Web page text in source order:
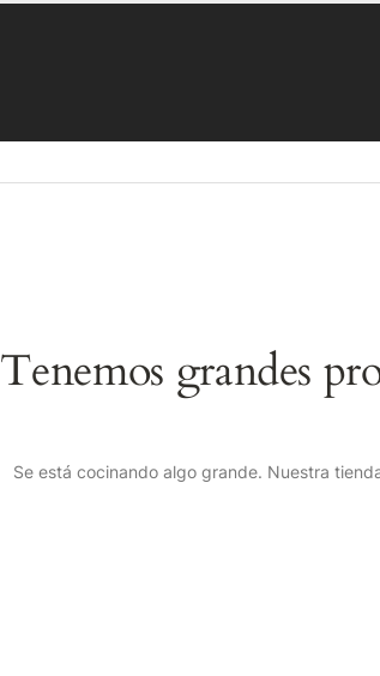
Tenemos grandes
Se está cocinando algo grande. Nuestra